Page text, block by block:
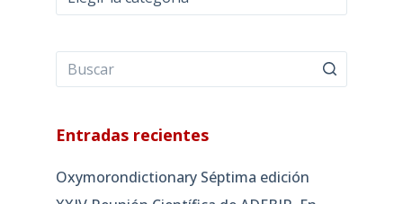
Entradas recientes
Oxymorondictionary Séptima edición